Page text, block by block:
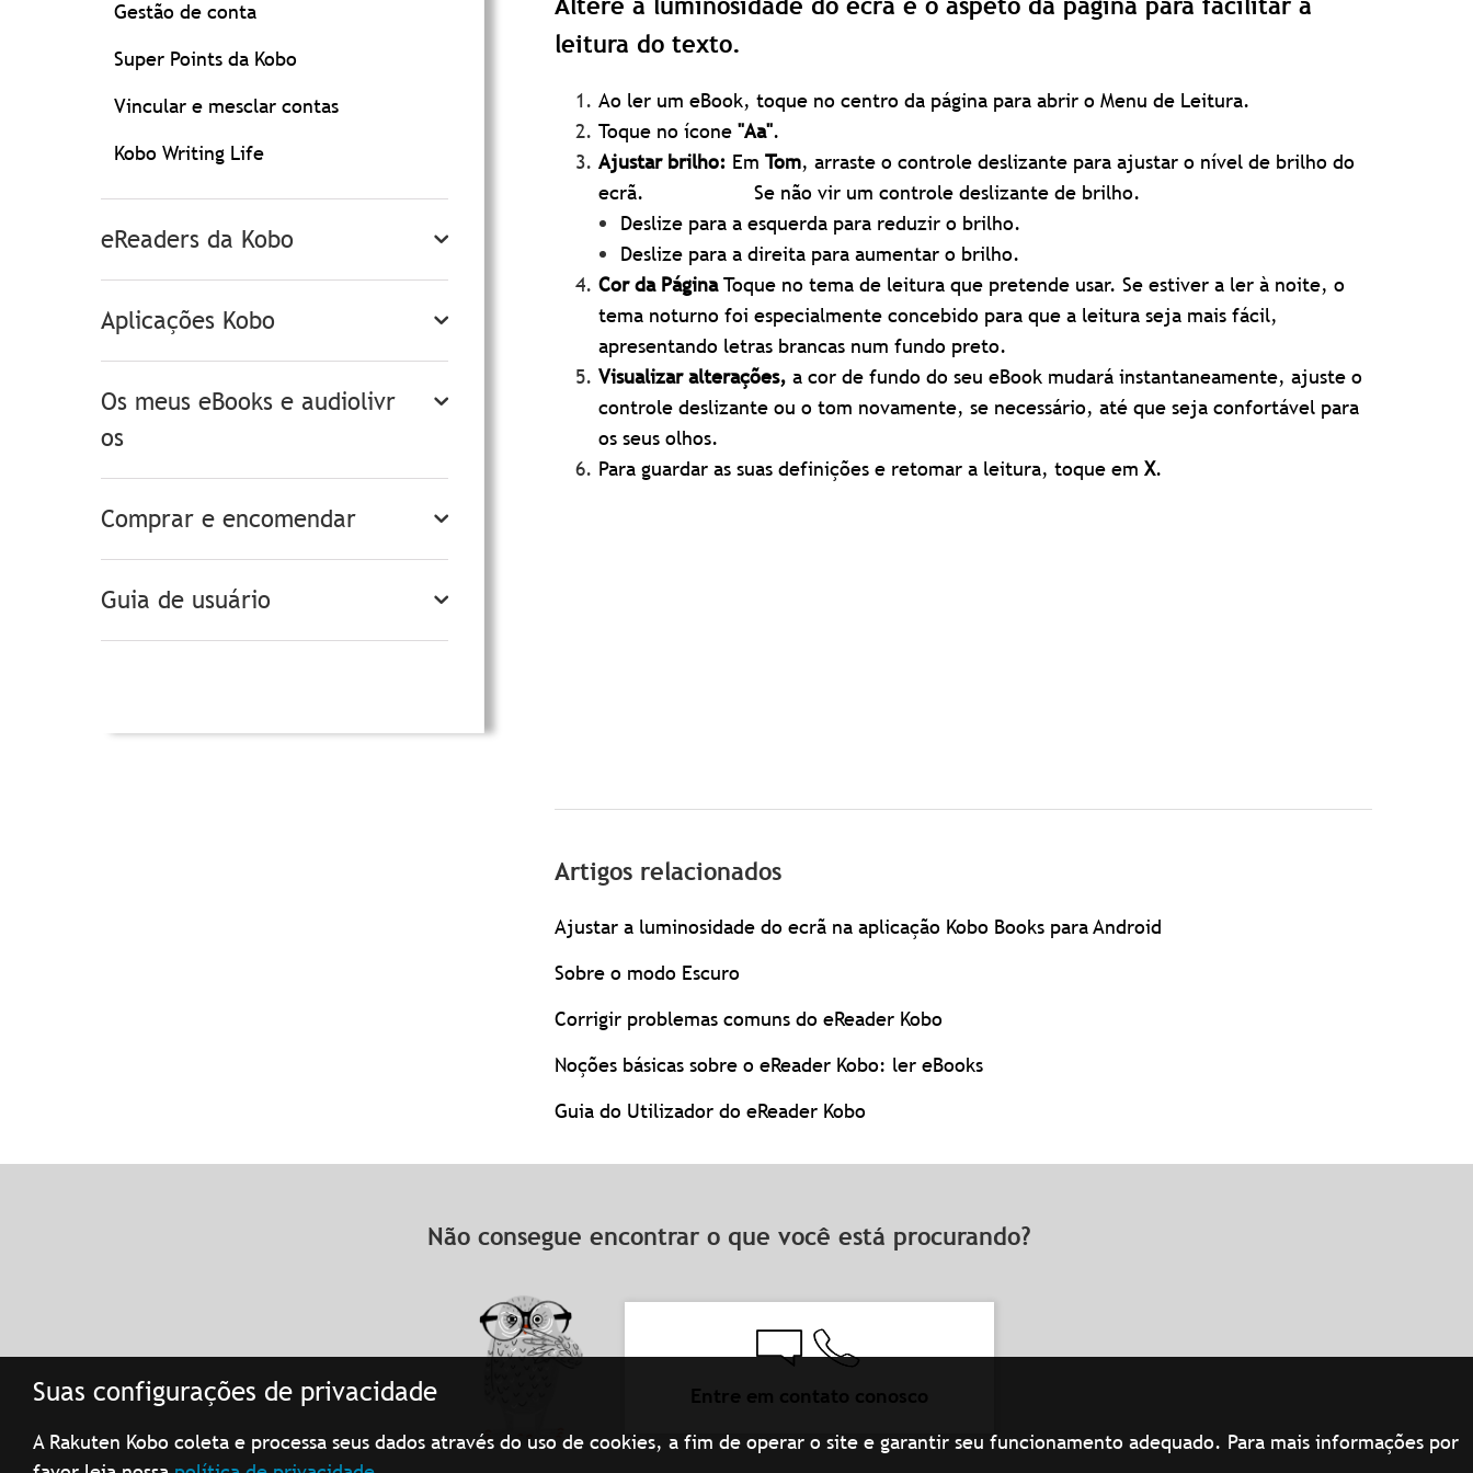
Suas configurações de privacidade
A Rakuten Kobo coleta e processa seus dados através do uso de cookies, a fim de operar o site e garantir seu funcionamento adequado. Para mais informações por
Gestão de conta
Super Points da Kobo
Vincular e mesclar contas
Kobo Writing Life
eReaders da Kobo
Aplicações Kobo
Os meus eBooks e audiolivr
os
Comprar e encomendar
Guia de usuário
Altere a luminosidade do ecrã e o aspeto da página para facilitar a
leitura do texto.
Ao ler um eBook, toque no centro da página para abrir o Menu de Leitura.
Toque no ícone "Aa".
Ajustar brilho: Em Tom, arraste o controle deslizante para ajustar o nível de brilho do
ecrã. Se não vir um controle deslizante de brilho.
Deslize para a esquerda para reduzir o brilho.
Deslize para a direita para aumentar o brilho.
Cor da PáginaToque no tema de leitura que pretende usar. Se estiver a ler à noite, o
tema noturno foi especialmente concebido para que a leitura seja mais fácil,
apresentando letras brancas num fundo preto.
Visualizar alterações, a cor de fundo do seu eBook mudará instantaneamente, ajuste o
controle deslizante ou o tom novamente, se necessário, até que seja confortável para
os seus olhos.
Para guardar as suas definições e retomar a leitura, toque em X.
Artigos relacionados
Ajustar a luminosidade do ecrã na aplicação Kobo Books para Android
Sobre o modo Escuro
Corrigir problemas comuns do eReader Kobo
Noções básicas sobre o eReader Kobo: ler eBooks
Guia do Utilizador do eReader Kobo
Não consegue encontrar o que você está procurando?
Entre em contato conosco